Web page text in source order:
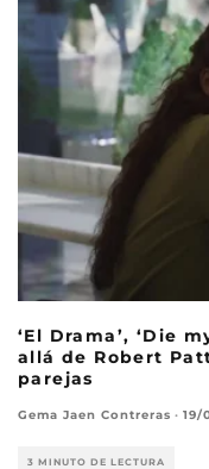
‘El Drama’, ‘Die
allá de Robert
parejas
Gema Jaen Contreras · 19/
3 MINUTO DE LECTURA